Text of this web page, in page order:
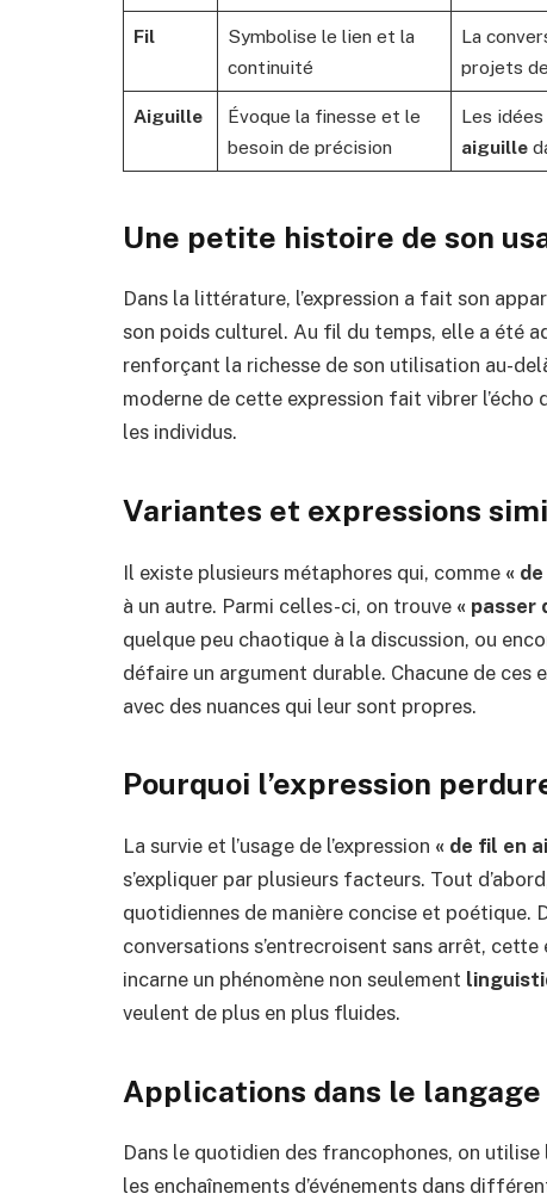
Fil
Symbolise le lien et la
continuité
La
projets
Aiguille
Évoque la finesse et le
besoin de précision
Les
aiguille
Une petite histoire de son
Dans la littérature, l’expression a fait son
son poids culturel. Au fil du temps, elle a été
renforçant la richesse de son utilisation au-
moderne de cette expression fait vibrer
les individus.
Variantes et expressions
Il existe plusieurs métaphores qui, comme «
à un autre. Parmi celles-ci, on trouve « passer
quelque peu chaotique à la discussion, ou
défaire un argument durable. Chacune de ces
avec des nuances qui leur sont propres.
Pourquoi l’expression
La survie et l’usage de l’expression « de fil en
s’expliquer par plusieurs facteurs. Tout
quotidiennes de manière concise et poétique.
conversations s’entrecroisent sans arrêt,
incarne un phénomène non seulement
veulent de plus en plus fluides.
Applications dans le
Dans le quotidien des francophones, on utilise
les enchaînements d’événements dans